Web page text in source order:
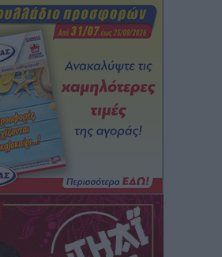
προετοιμασία και επιστροφή
στο Telekom Center Athens
της στην υποψηφιότητα
για το 9ο Kos 3X3